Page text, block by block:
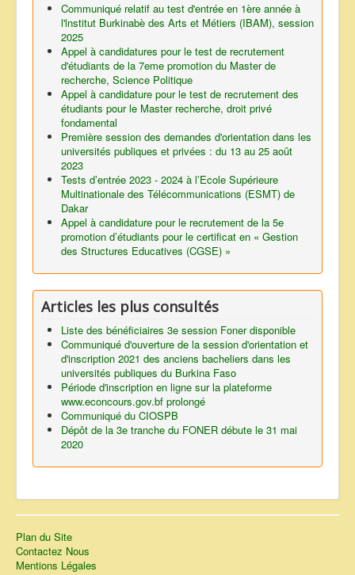
Message *
Envoyer
Communiqué relatif au test d'entrée en 1ère année à
l'lnstitut Burkinabè des Arts et Métiers (IBAM), session
2025
Appel à candidatures pour le test de recrutement
d'étudiants de la 7eme promotion du Master de
recherche, Science Politique
Appel à candidature pour le test de recrutement des
étudiants pour le Master recherche, droit privé
fondamental
Première session des demandes d'orientation dans les
universités publiques et privées : du 13 au 25 août
2023
Tests d’entrée 2023 - 2024 à l’Ecole Supérieure
Multinationale des Télécommunications (ESMT) de
Dakar
Appel à candidature pour le recrutement de la 5e
promotion d’étudiants pour le certificat en « Gestion
des Structures Educatives (CGSE) »
Articles les plus consultés
Liste des bénéficiaires 3e session Foner disponible
Communiqué d'ouverture de la session d'orientation et
d'inscription 2021 des anciens bacheliers dans les
universités publiques du Burkina Faso
Période d'inscription en ligne sur la plateforme
www.econcours.gov.bf prolongé
Communiqué du CIOSPB
Dépôt de la 3e tranche du FONER débute le 31 mai
2020
Plan du Site
Contactez Nous
Mentions Légales